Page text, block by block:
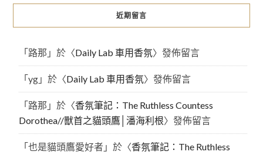
近期留言
「路那 」於〈Daily Lab 車用香氛〉發佈留言
「yg」於〈Daily Lab 車用香氛〉發佈留言
「路那 」於〈香氛筆記：The Ruthless Countess
Dorothea//獸首之貓頭鷹│潘海利根〉發佈留言
「也是貓頭鷹愛好者」於〈香氛筆記：The Ruthless